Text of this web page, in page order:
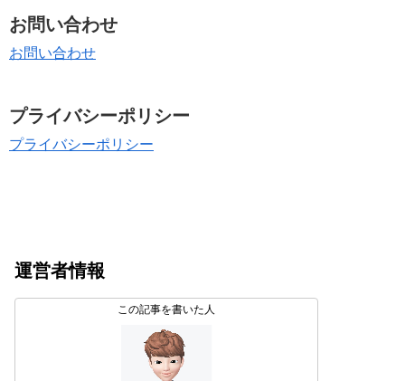
お問い合わせ
お問い合わせ
プライバシーポリシー
プライバシーポリシー
運営者情報
この記事を書いた人